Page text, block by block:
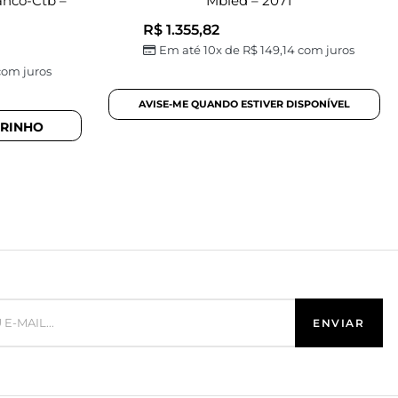
juros
R$1.355,82
Em até 10x de R$149,14com juros